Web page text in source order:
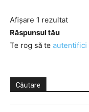
Afișare 1 rezultat
Răspunsul tău
Te rog să te autentifici
Căutare